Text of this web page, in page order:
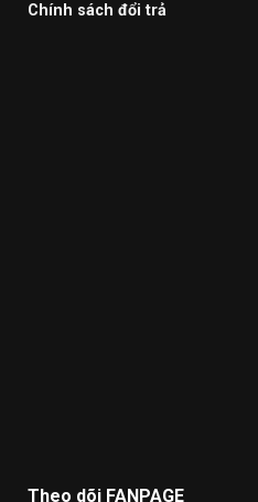
Chính sách đổi trả
Theo dõi FANPAGE